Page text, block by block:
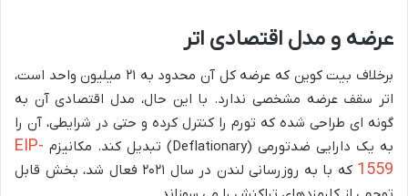
عرضه و مدل اقتصادی اتر
برخلاف بیت کوین که عرضه کل آن محدود به ۲۱ میلیون واحد است،
اتر سقف عرضه مشخصی ندارد. با این حال، مدل اقتصادی آن به
گونه ای طراحی شده که تورم را کنترل کرده و حتی در شرایطی، آن را
به یک دارایی ضدتورمی (Deflationary) تبدیل کند. مکانیزم
EIP-
1559
که با به روزرسانی لندن در سال ۲۰۲۱ فعال شد، بخش قابل